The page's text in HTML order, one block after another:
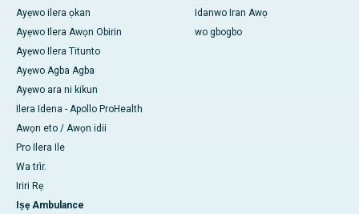
Ayẹwo ilera ọkan
Ayẹwo Ilera Awọn Obirin
Ayẹwo Ilera Titunto
Ayẹwo Agba Agba
Ayẹwo ara ni kikun
Ilera Idena - Apollo ProHealth
Awọn eto / Awọn idii
Pro Ilera Ile
Wa trìr.
Iriri Rẹ
Iṣẹ Ambulance
Idanwo Iran Awọ
wo gbogbo